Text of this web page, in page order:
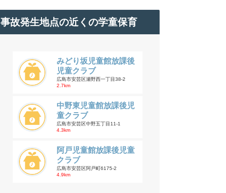
事故発生地点の近くの学童保育
みどり坂児童館放課後
児童クラブ
広島市安芸区瀬野西一丁目38-2
2.7km
中野東児童館放課後児
童クラブ
広島市安芸区中野五丁目11-1
4.3km
阿戸児童館放課後児童
クラブ
広島市安芸区阿戸町6175-2
4.9km